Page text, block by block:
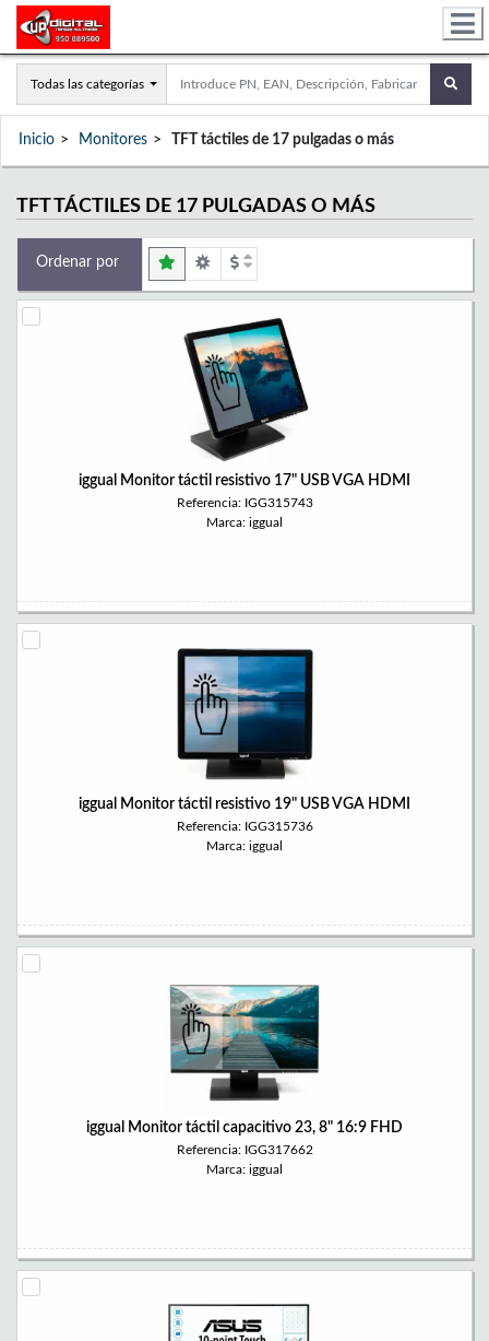
Todas las categorías
Inicio Monitores TFT táctiles de 17 pulgadas o más
TFT TÁCTILES DE 17 PULGADAS O MÁS
Ordenar por
iggual Monitor táctil resistivo 17" USB VGA HDMI
Referencia: IGG315743
Marca: iggual
iggual Monitor táctil resistivo 19" USB VGA HDMI
Referencia: IGG315736
Marca: iggual
iggual Monitor táctil capacitivo 23, 8" 16:9 FHD
Referencia: IGG317662
Marca: iggual